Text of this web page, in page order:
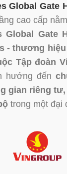
Global Gate
cao cấp
Global Gate
- thương
Tập đoàn
hướng đến
gian riêng
trong một đại